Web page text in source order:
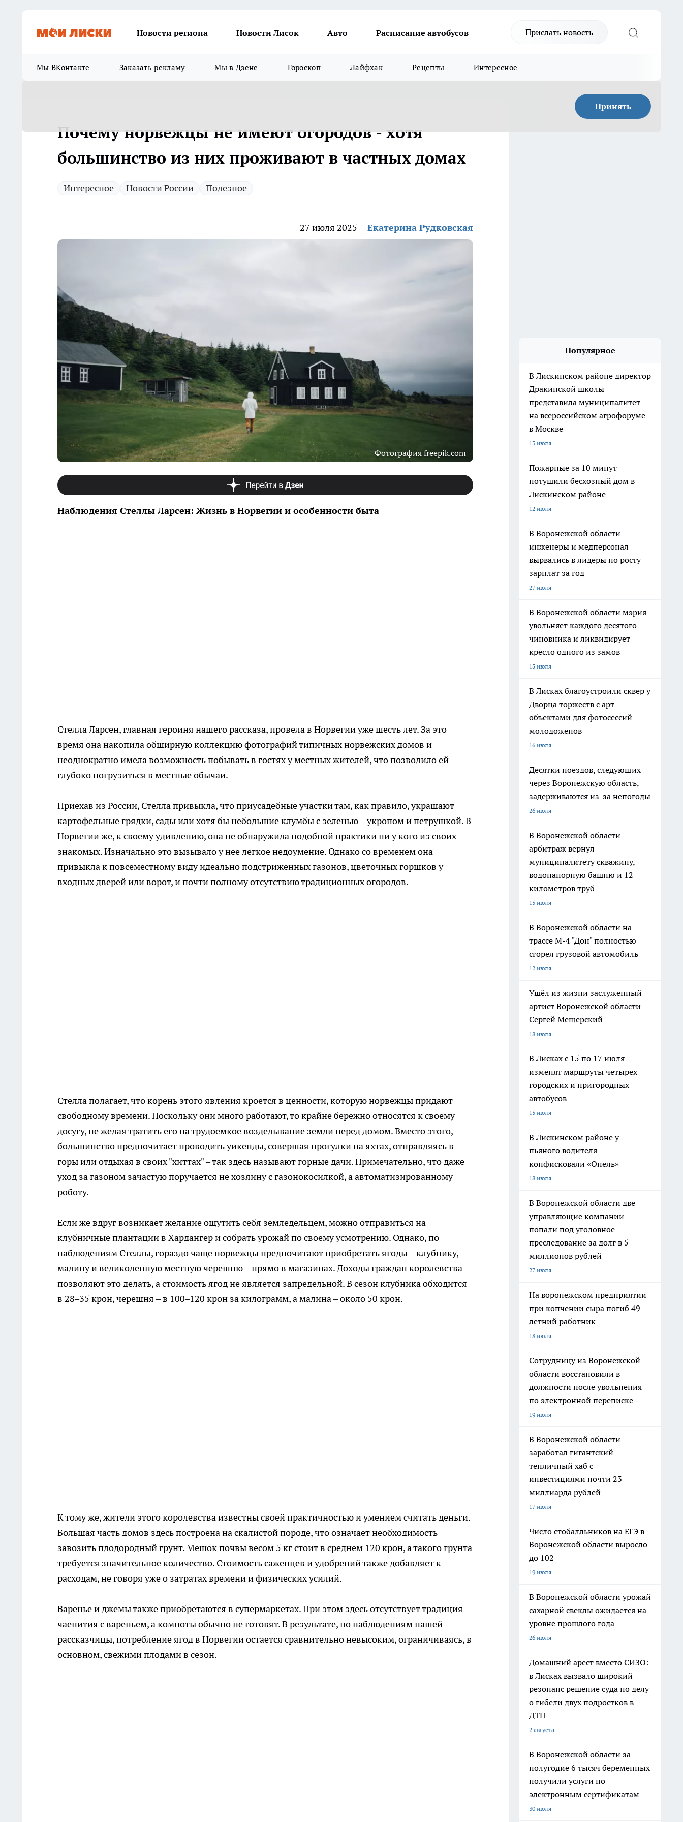
Новости региона Новости Лисок Авто Расписание автобусов Прислать новость
Мы ВКонтакте Заказать рекламу Мы в Дзене Гороскоп Лайфхак Рецепты Интересное
Принять
Почему норвежцы не имеют огородов - хотя
большинство из них проживают в частных домах
Интересное Новости России Полезное
27 июля 2025 Екатерина Рудковская
Фотография freepik.com
Наблюдения Стеллы Ларсен: Жизнь в Норвегии и особенности быта
Стелла Ларсен, главная героиня нашего рассказа, провела в Норвегии уже шесть лет. За это
время она накопила обширную коллекцию фотографий типичных норвежских домов и
неоднократно имела возможность побывать в гостях у местных жителей, что позволило ей
глубоко погрузиться в местные обычаи.
Приехав из России, Стелла привыкла, что приусадебные участки там, как правило, украшают
картофельные грядки, сады или хотя бы небольшие клумбы с зеленью – укропом и петрушкой. В
Норвегии же, к своему удивлению, она не обнаружила подобной практики ни у кого из своих
знакомых. Изначально это вызывало у нее легкое недоумение. Однако со временем она
привыкла к повсеместному виду идеально подстриженных газонов, цветочных горшков у
входных дверей или ворот, и почти полному отсутствию традиционных огородов.
Стелла полагает, что корень этого явления кроется в ценности, которую норвежцы придают
свободному времени. Поскольку они много работают, то крайне бережно относятся к своему
досугу, не желая тратить его на трудоемкое возделывание земли перед домом. Вместо этого,
большинство предпочитает проводить уикенды, совершая прогулки на яхтах, отправляясь в
горы или отдыхая в своих "хиттах" – так здесь называют горные дачи. Примечательно, что даже
уход за газоном зачастую поручается не хозяину с газонокосилкой, а автоматизированному
роботу.
Если же вдруг возникает желание ощутить себя земледельцем, можно отправиться на
клубничные плантации в Хардангер и собрать урожай по своему усмотрению. Однако, по
наблюдениям Стеллы, гораздо чаще норвежцы предпочитают приобретать ягоды – клубнику,
малину и великолепную местную черешню – прямо в магазинах. Доходы граждан королевства
позволяют это делать, а стоимость ягод не является запредельной. В сезон клубника обходится
в 28–35 крон, черешня – в 100–120 крон за килограмм, а малина – около 50 крон.
К тому же, жители этого королевства известны своей практичностью и умением считать деньги.
Большая часть домов здесь построена на скалистой породе, что означает необходимость
завозить плодородный грунт. Мешок почвы весом 5 кг стоит в среднем 120 крон, а такого грунта
требуется значительное количество. Стоимость саженцев и удобрений также добавляет к
расходам, не говоря уже о затратах времени и физических усилий.
Варенье и джемы также приобретаются в супермаркетах. При этом здесь отсутствует традиция
чаепития с вареньем, а компоты обычно не готовят. В результате, по наблюдениям нашей
рассказчицы, потребление ягод в Норвегии остается сравнительно невысоким, ограничиваясь, в
основном, свежими плодами в сезон.
Популярное
В Лискинском районе директор
Дракинской школы
представила муниципалитет
на всероссийском агрофоруме
в Москве
13 июля
Пожарные за 10 минут
потушили бесхозный дом в
Лискинском районе
12 июля
В Воронежской области
инженеры и медперсонал
вырвались в лидеры по росту
зарплат за год
27 июля
В Воронежской области мэрия
увольняет каждого десятого
чиновника и ликвидирует
кресло одного из замов
15 июля
В Лисках благоустроили сквер у
Дворца торжеств с арт-
объектами для фотосессий
молодоженов
16 июля
Десятки поездов, следующих
через Воронежскую область,
задерживаются из-за непогоды
26 июля
В Воронежской области
арбитраж вернул
муниципалитету скважину,
водонапорную башню и 12
километров труб
15 июля
В Воронежской области на
трассе М-4 "Дон" полностью
сгорел грузовой автомобиль
12 июля
Ушёл из жизни заслуженный
артист Воронежской области
Сергей Мещерский
18 июля
В Лисках с 15 по 17 июля
изменят маршруты четырех
городских и пригородных
автобусов
15 июля
В Лискинском районе у
пьяного водителя
конфисковали «Опель»
18 июля
В Воронежской области две
управляющие компании
попали под уголовное
преследование за долг в 5
миллионов рублей
27 июля
На воронежском предприятии
при копчении сыра погиб 49-
летний работник
18 июля
Сотрудницу из Воронежской
области восстановили в
должности после увольнения
по электронной переписке
19 июля
В Воронежской области
заработал гигантский
тепличный хаб с
инвестициями почти 23
миллиарда рублей
17 июля
Число стобалльников на ЕГЭ в
Воронежской области выросло
до 102
19 июля
В Воронежской области урожай
сахарной свеклы ожидается на
уровне прошлого года
26 июля
Домашний арест вместо СИЗО:
в Лисках вызвало широкий
резонанс решение суда по делу
о гибели двух подростков в
ДТП
2 августа
В Воронежской области за
полугодие 6 тысяч беременных
получили услуги по
электронным сертификатам
30 июля